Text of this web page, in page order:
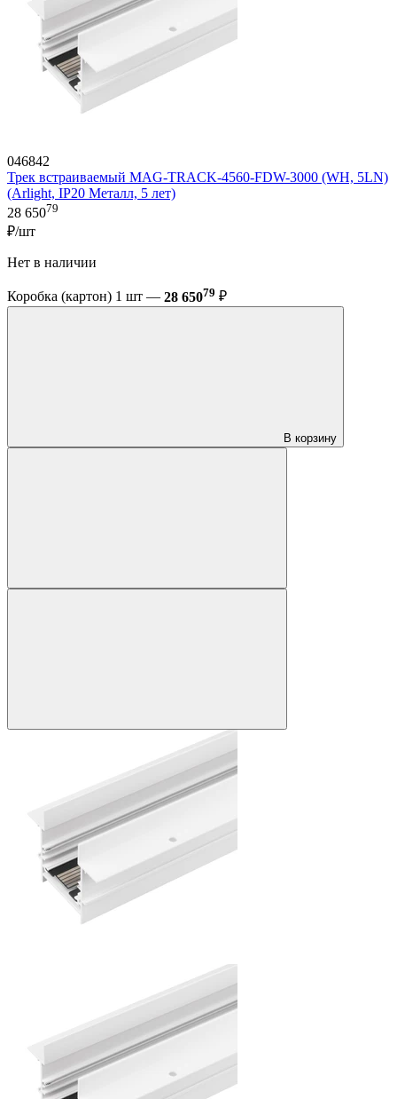
046842
Трек встраиваемый MAG-TRACK-4560-FDW-3000 (WH, 5LN)
(Arlight, IP20 Металл, 5 лет)
28 65079
₽/шт
Нет в наличии
Коробка (картон) 1 шт — 28 65079 ₽
В корзину